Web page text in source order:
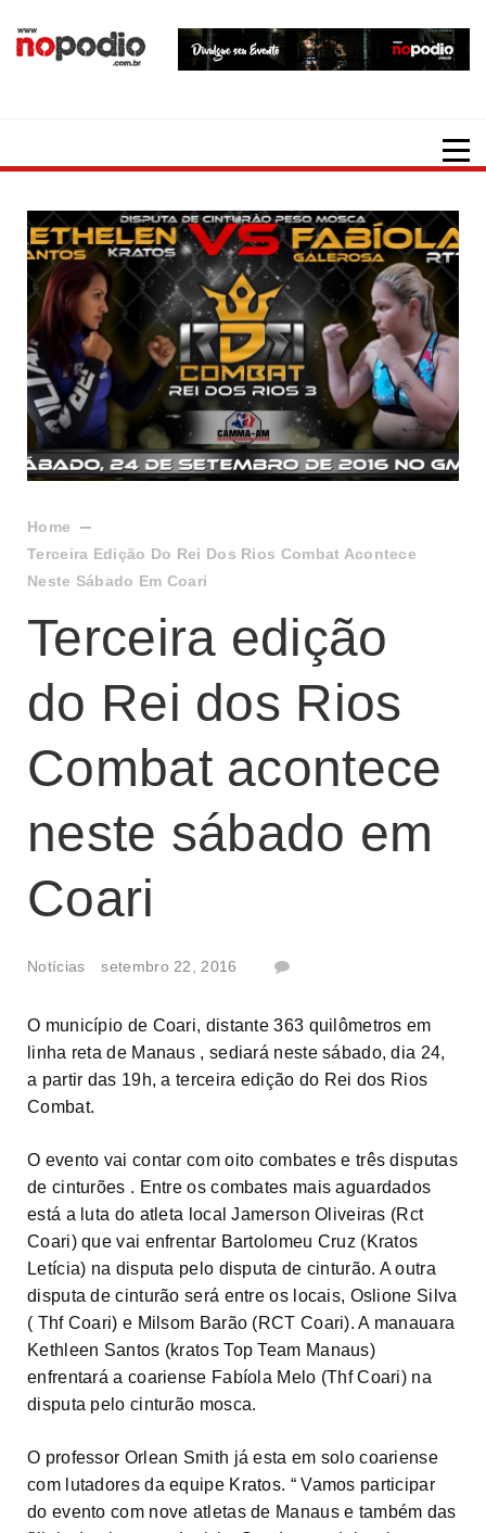
Home
Terceira Edição Do Rei Dos Rios Combat Acontece
Neste Sábado Em Coari
Terceira edição
do Rei dos Rios
Combat acontece
neste sábado em
Coari
Notícias setembro 22, 2016
O município de Coari, distante 363 quilômetros em
linha reta de Manaus , sediará neste sábado, dia 24,
a partir das 19h, a terceira edição do Rei dos Rios
Combat.
O evento vai contar com oito combates e três disputas
de cinturões . Entre os combates mais aguardados
está a luta do atleta local Jamerson Oliveiras (Rct
Coari) que vai enfrentar Bartolomeu Cruz (Kratos
Letícia) na disputa pelo disputa de cinturão. A outra
disputa de cinturão será entre os locais, Oslione Silva
( Thf Coari) e Milsom Barão (RCT Coari). A manauara
Kethleen Santos (kratos Top Team Manaus)
enfrentará a coariense Fabíola Melo (Thf Coari) na
disputa pelo cinturão mosca.
O professor Orlean Smith já esta em solo coariense
com lutadores da equipe Kratos. “ Vamos participar
do evento com nove atletas de Manaus e também das